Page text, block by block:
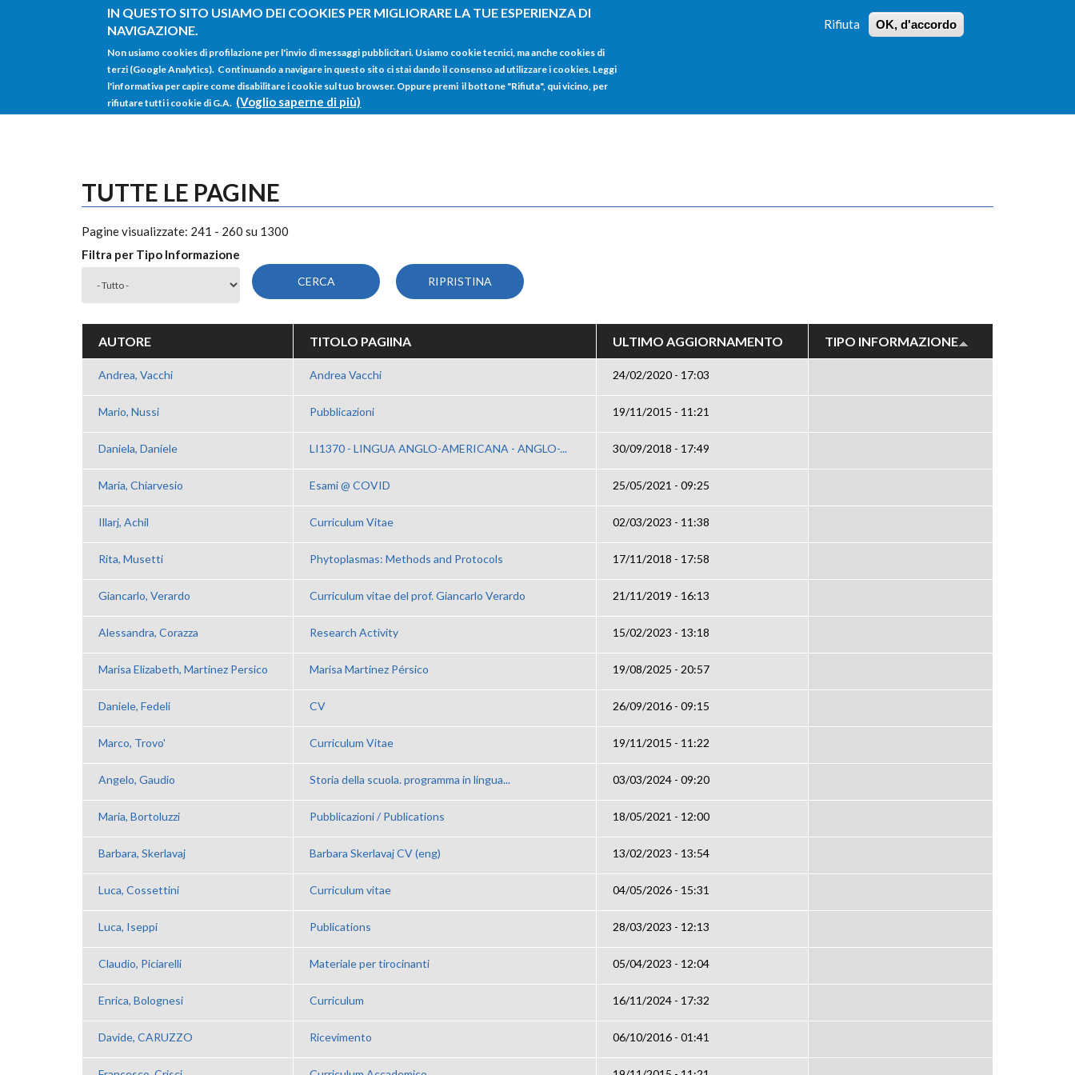
IN QUESTO SITO USIAMO DEI COOKIES PER MIGLIORARE LA TUE ESPERIENZA DI
NAVIGAZIONE.
Non usiamo cookies di profilazione per l'invio di messaggi pubblicitari. Usiamo cookie tecnici, ma anche cookies di
terzi (Google Analytics). Continuando a navigare in questo sito ci stai dando il consenso ad utilizzare i cookies. Leggi
l'informativa per capire come disabilitare i cookie sul tuo browser. Oppure premi il bottone "Rifiuta", qui vicino, per
rifiutare tutti i cookie di G.A. (Voglio saperne di più)
Rifiuta OK, d'accordo
Salta al contenuto principale
RICERCA
HOME
TUTTE LE PAGINE
Pagine visualizzate: 241 - 260 su 1300
Filtra per Tipo Informazione
AUTORE TITOLO PAGIINA ULTIMO AGGIORNAMENTO TIPO INFORMAZIONE
Andrea, Vacchi Andrea Vacchi 24/02/2020 - 17:03
Mario, Nussi Pubblicazioni 19/11/2015 - 11:21
Daniela, Daniele LI1370 - LINGUA ANGLO-AMERICANA - ANGLO-... 30/09/2018 - 17:49
Maria, Chiarvesio Esami @ COVID 25/05/2021 - 09:25
Illarj, Achil Curriculum Vitae 02/03/2023 - 11:38
Rita, Musetti Phytoplasmas: Methods and Protocols 17/11/2018 - 17:58
Giancarlo, Verardo Curriculum vitae del prof. Giancarlo Verardo 21/11/2019 - 16:13
Alessandra, Corazza Research Activity 15/02/2023 - 13:18
Marisa Elizabeth, Martinez Persico Marisa Martínez Pérsico 19/08/2025 - 20:57
Daniele, Fedeli CV 26/09/2016 - 09:15
Marco, Trovo' Curriculum Vitae 19/11/2015 - 11:22
Angelo, Gaudio Storia della scuola. programma in lingua... 03/03/2024 - 09:20
Maria, Bortoluzzi Pubblicazioni / Publications 18/05/2021 - 12:00
Barbara, Skerlavaj Barbara Skerlavaj CV (eng) 13/02/2023 - 13:54
Luca, Cossettini Curriculum vitae 04/05/2026 - 15:31
Luca, Iseppi Publications 28/03/2023 - 12:13
Claudio, Piciarelli Materiale per tirocinanti 05/04/2023 - 12:04
Enrica, Bolognesi Curriculum 16/11/2024 - 17:32
Davide, CARUZZO Ricevimento 06/10/2016 - 01:41